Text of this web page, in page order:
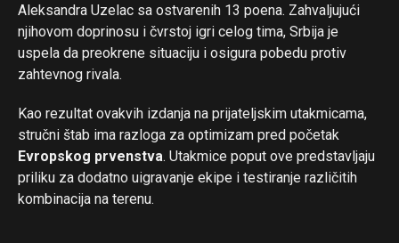
Aleksandra Uzelac sa ostvarenih 13 poena. Zahvaljujući
njihovom doprinosu i čvrstoj igri celog tima, Srbija je
uspela da preokrene situaciju i osigura pobedu protiv
zahtevnog rivala.
Kao rezultat ovakvih izdanja na prijateljskim utakmicama,
stručni štab ima razloga za optimizam pred početak
Evropskog prvenstva. Utakmice poput ove predstavljaju
priliku za dodatno uigravanje ekipe i testiranje različitih
kombinacija na terenu.